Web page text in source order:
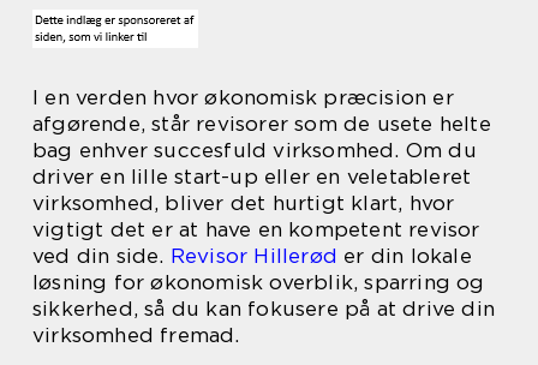
I en verden hvor økonomisk præcision er
afgørende, står revisorer som de usete helte
bag enhver succesfuld virksomhed. Om du
driver en lille start-up eller en veletableret
virksomhed, bliver det hurtigt klart, hvor
vigtigt det er at have en kompetent revisor
ved din side. Revisor Hillerød er din lokale
løsning for økonomisk overblik, sparring og
sikkerhed, så du kan fokusere på at drive din
virksomhed fremad.